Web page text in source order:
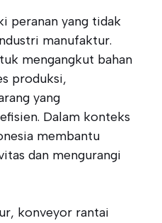
peranan yang tidak
manufaktur.
mengangkut bahan
produksi,
yang
Dalam konteks
membantu
dan mengurangi
konveyor rantai